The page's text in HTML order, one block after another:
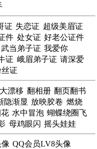
证 失恋证 超级美眉证
件 处女证 好老公证件
武当弟子证 我爱你
证 峨眉弟子证 请深爱
证
漂移 翻相册 翻页翻书
隐渐显 放映胶卷 燃烧
水中冒泡 蝴蝶绕圈飞
母鸡眼闪 摇头娃娃
QQ会员LV8头像